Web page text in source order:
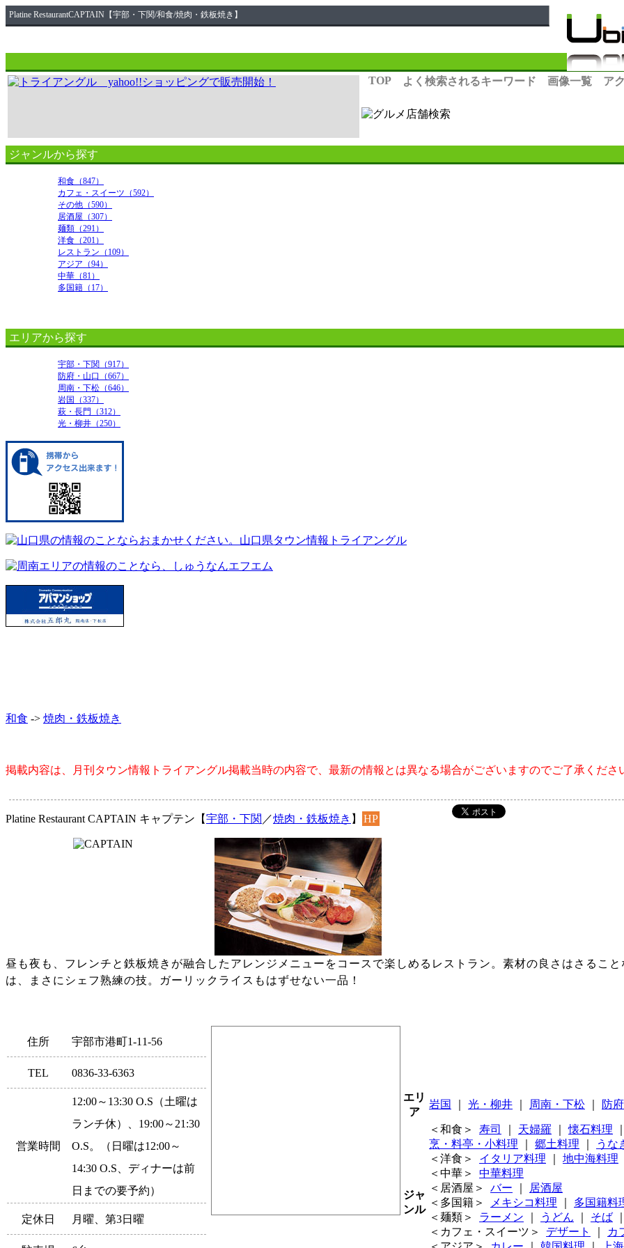
Platine RestaurantCAPTAIN【宇部・下関/和食/焼肉・鉄板焼き】
TOP よく検索されるキーワード 画像一覧 ア
ジャンルから探す
和食（847）
カフェ・スイーツ（592）
その他（590）
居酒屋（307）
麺類（291）
洋食（201）
レストラン（109）
アジア（94）
中華（81）
多国籍（17）
エリアから探す
宇部・下関（917）
防府・山口（667）
周南・下松（646）
岩国（337）
萩・長門（312）
光・柳井（250）
和食 -> 焼肉・鉄板焼き
掲載内容は、月刊タウン情報トライアングル掲載当時の内容で、最新の情報とは異なる場合がございますのでご了承くださ
Platine Restaurant CAPTAIN キャプテン【宇部・下関 ／焼肉・鉄板焼き 】 HP
昼も夜も、フレンチと鉄板焼きが融合したアレンジメニューをコースで楽しめるレストラン。素材の良さはさるこ
は、まさにシェフ熟練の技。ガーリックライスもはずせない一品！
住所 宇部市港町1-11-56
TEL 0836-33-6363
営業時間
12:00～13:30 O.S（土曜は
ランチ休）、19:00～21:30
O.S。（日曜は12:00～
14:30 O.S、ディナーは前
日までの要予約）
定休日 月曜、第3日曜
エリ
ア
岩国 光・柳井 周南・下松 防
ジャ
ンル
＜和食＞ 寿司 天婦羅 ｜懐石料理
烹・料亭・小料理
郷土料理 うな
＜洋食＞ イタリア料理 地中海料理
＜中華＞ 中華料理
＜居酒屋＞ バー
居酒屋
＜多国籍＞
メキシコ料理 多国籍料
＜麺類＞ ラーメン うどん そば
＜カフェ・スイーツ＞ デザート カ